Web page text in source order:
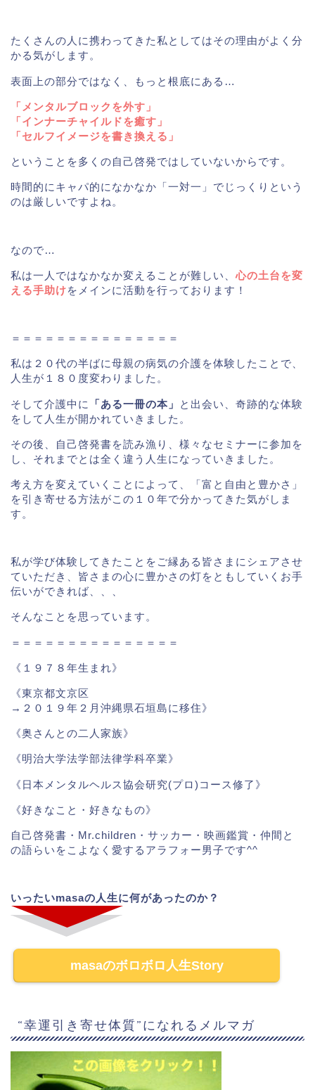
たくさんの人に携わってきた私としてはその理由がよく分
かる気がします。
表面上の部分ではなく、もっと根底にある…
「メンタルブロックを外す」
「インナーチャイルドを癒す」
「セルフイメージを書き換える」
ということを多くの自己啓発ではしていないからです。
時間的にキャパ的になかなか「一対一」でじっくりという
のは厳しいですよね。
なので…
私は一人ではなかなか変えることが難しい、 心の土台を変
える手助けをメインに活動を行っております！
＝＝＝＝＝＝＝＝＝＝＝＝＝＝＝
私は２０代の半ばに母親の病気の介護を体験したことで、
人生が１８０度変わりました。
そして介護中に 「ある一冊の本」
と出会い、奇跡的な体験
をして人生が開かれていきました。
その後、自己啓発書を読み漁り、様々なセミナーに参加を
し、それまでとは全く違う人生になっていきました。
考え方を変えていくことによって、「富と自由と豊かさ」
を引き寄せる方法がこの１０年で分かってきた気がしま
す。
私が学び体験してきたことをご縁ある皆さまにシェアさせ
ていただき、皆さまの心に豊かさの灯をともしていくお手
伝いができれば、、、
そんなことを思っています。
＝＝＝＝＝＝＝＝＝＝＝＝＝＝＝
《１９７８年生まれ》
《東京都文京区
→２０１９年２月沖縄県石垣島に移住》
《奥さんとの二人家族》
《明治大学法学部法律学科卒業》
《日本メンタルヘルス協会研究(プロ)コース修了》
《好きなこと・好きなもの》
自己啓発書・Mr.children・サッカー・映画鑑賞・仲間と
の語らいをこよなく愛するアラフォー男子です^^
いったいmasaの人生に何があったのか？
masaのボロボロ人生Story
“幸運引き寄せ体質”になれるメルマガ